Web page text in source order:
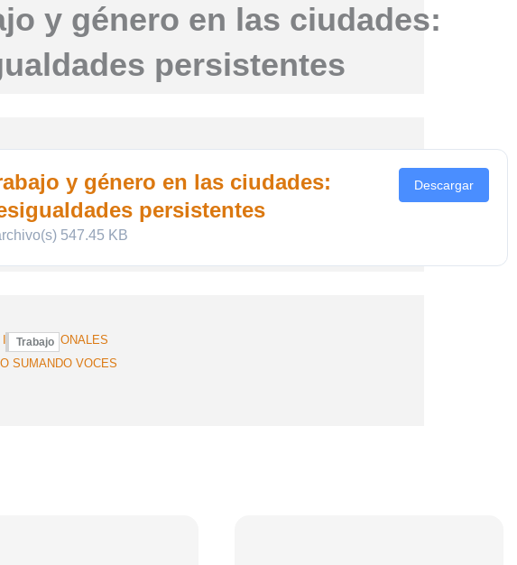
FORTALECIMIENTO DE LA
CIVIL
SUMANDO VOCES
y género en las ciudades:
persistentes
y género en las ciudades:
persistentes
547.45 KB
Descargar
Trabajo